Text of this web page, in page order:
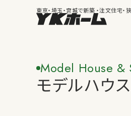
東京・埼玉・宮城で新築 ・注文住宅・
Model House &
モデルハウ